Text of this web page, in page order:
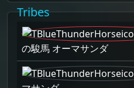
Tribes
の駿馬 オーマサンダ